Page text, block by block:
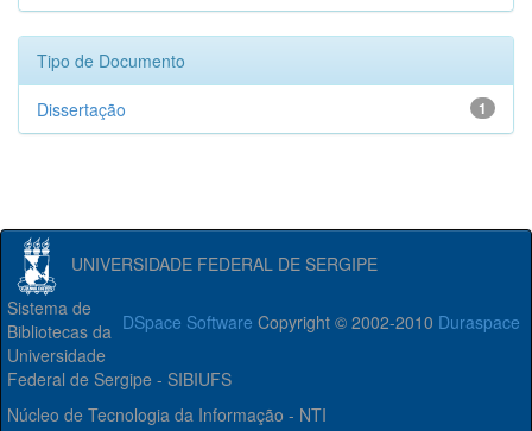
Tipo de Documento
1
Dissertação
UNIVERSIDADE FEDERAL DE SERGIPE
DSpace Software Copyright © 2002-2010 Duraspace
Sistema de
Bibliotecas da
Universidade
Federal de Sergipe - SIBIUFS
Núcleo de Tecnologia da Informação - NTI